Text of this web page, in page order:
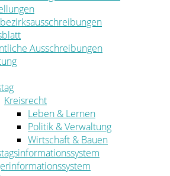
& Breitband
und Radwegebau
und Urlaub im Landkreis
Bildung, Sport und Kultur
Ausschreibungen
Kreisrecht
Leben & Lernen
Politik & Verwaltung
Wirtschaft & Bauen